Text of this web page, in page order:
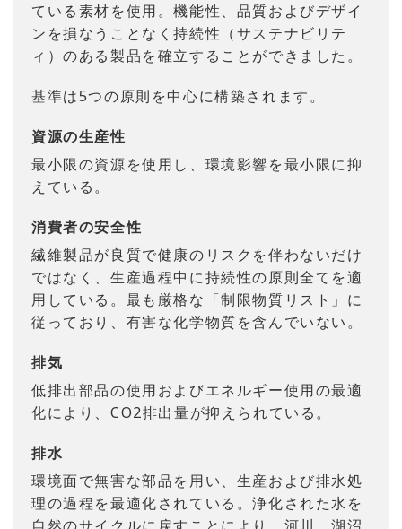
ている素材を使用。機能性、品質およびデザイ
ンを損なうことなく持続性（サステナビリテ
ィ）のある製品を確立することができました。
基準は5つの原則を中心に構築されます。
資源の生産性
最小限の資源を使用し、環境影響を最小限に抑
えている。
消費者の安全性
繊維製品が良質で健康のリスクを伴わないだけ
ではなく、生産過程中に持続性の原則全てを適
用している。最も厳格な「制限物質リスト」に
従っており、有害な化学物質を含んでいない。
排気
低排出部品の使用およびエネルギー使用の最適
化により、CO2排出量が抑えられている。
排水
環境面で無害な部品を用い、生産および排水処
理の過程を最適化されている。浄化された水を